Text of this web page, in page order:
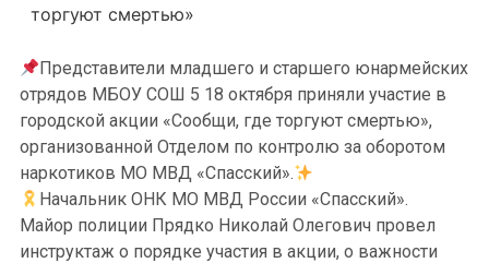
торгуют смертью»
Представители младшего и старшего юнармейских
отрядов МБОУ СОШ 5 18 октября приняли участие в
городской акции «Сообщи, где торгуют смертью»,
организованной Отделом по контролю за оборотом
наркотиков МО МВД «Спасский».
Начальник ОНК МО МВД России «Спасский».
Майор полиции Прядко Николай Олегович провел
инструктаж о порядке участия в акции, о важности